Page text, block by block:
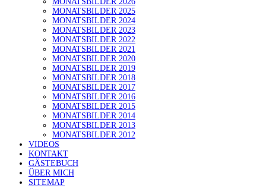
MONATSBILDER 2025
MONATSBILDER 2024
MONATSBILDER 2023
MONATSBILDER 2022
MONATSBILDER 2021
MONATSBILDER 2020
MONATSBILDER 2019
MONATSBILDER 2018
MONATSBILDER 2017
MONATSBILDER 2016
MONATSBILDER 2015
MONATSBILDER 2014
MONATSBILDER 2013
MONATSBILDER 2012
VIDEOS
KONTAKT
GÄSTEBUCH
ÜBER MICH
SITEMAP